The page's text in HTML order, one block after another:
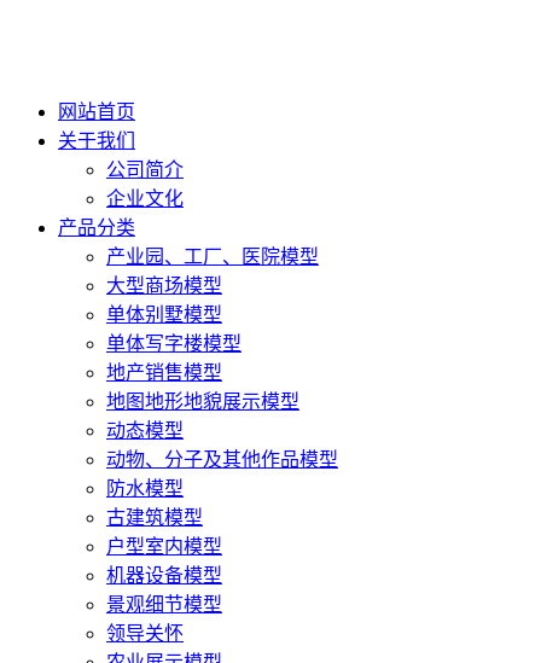
网站首页
关于我们
公司简介
企业文化
产品分类
产业园、工厂、医院模型
大型商场模型
单体别墅模型
单体写字楼模型
地产销售模型
地图地形地貌展示模型
动态模型
动物、分子及其他作品模型
防水模型
古建筑模型
户型室内模型
机器设备模型
景观细节模型
领导关怀